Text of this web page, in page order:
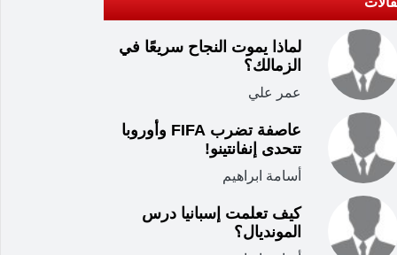
لماذا يموت النجاح سريعًا في
الزمالك؟
عمر علي
عاصفة تضرب FIFA وأوروبا
تتحدى إنفانتينو!
أسامة ابراهيم
كيف تعلمت إسبانيا درس
المونديال؟